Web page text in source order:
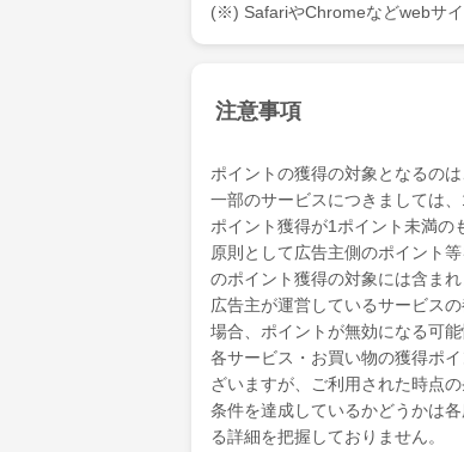
(※) SafariやChromeなどwebサ
注意事項
ポイントの獲得の対象となるの
一部のサービスにつきましては
ポイント獲得が1ポイント未満の
原則として広告主側のポイント
のポイント獲得の対象には含まれ
広告主が運営しているサービス
場合、ポイントが無効になる可能
各サービス・お買い物の獲得ポ
ざいますが、ご利用された時点の
条件を達成しているかどうかは
る詳細を把握しておりません。